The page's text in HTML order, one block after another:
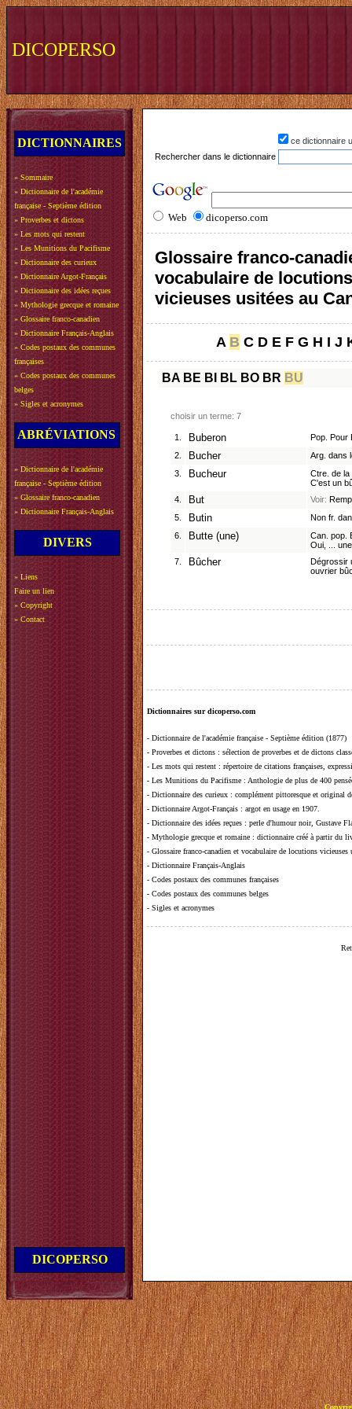
DICOPERSO
DICTIONNAIRES
» Sommaire
» Dictionnaire de l'académie
française - Septième édition
» Proverbes et dictons
» Les mots qui restent
» Les Munitions du Pacifisme
» Dictionnaire des curieux
» Dictionnaire Argot-Français
» Dictionnaire des idées reçues
» Mythologie grecque et romaine
» Glossaire franco-canadien
» Dictionnaire Français-Anglais
» Codes postaux des communes
françaises
» Codes postaux des communes
belges
» Sigles et acronymes
ABRÉVIATIONS
» Dictionnaire de l'académie
française - Septième édition
» Glossaire franco-canadien
» Dictionnaire Français-Anglais
DIVERS
» Liens
Faire un lien
» Copyright
» Contact
DICOPERSO
ce dictionnaire
Rechercher dans le dictionnaire
Web dicoperso.com
Glossaire franco-
vocabulaire de locutions
vicieuses usitées au
A B C D E F G H I J
BA BE BI BL BO BR BU
choisir un terme: 7
1. Buberon
Pop. Pour
2.
Bucher
Arg. dans
3.
Bucheur
Ctre. de la
C'est un
4.
But Voir:
5.
Butin
Non fr.
6.
Butte (une)
Can. pop.
Oui, ...
7.
Bûcher
Dégrossir
ouvrier
Dictionnaires sur dicoperso.com
- Dictionnaire de l'académie française - Septième édition (1877)
- Proverbes et dictons : sélection de proverbes et de dictons
- Les mots qui restent : répertoire de citations françaises,
- Les Munitions du Pacifisme : Anthologie de plus de 400
- Dictionnaire des curieux : complément pittoresque et original
- Dictionnaire Argot-Français : argot en usage en 1907.
- Dictionnaire des idées reçues : perle d'humour noir, Gustave
- Mythologie grecque et romaine : dictionnaire créé à partir du
- Glossaire franco-canadien et vocabulaire de locutions vicieuses
- Dictionnaire Français-Anglais
- Codes postaux des communes françaises
- Codes postaux des communes belges
- Sigles et acronymes